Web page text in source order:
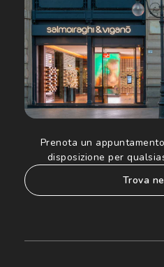
Prenota un
disposizione per
trova